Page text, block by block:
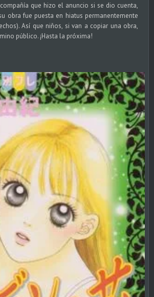
que hizo el anuncio si se dio cuenta,
obra fue puesta en hiatus permanentemente
Así que niños, si van a copiar una obra,
público. ¡Hasta la próxima!